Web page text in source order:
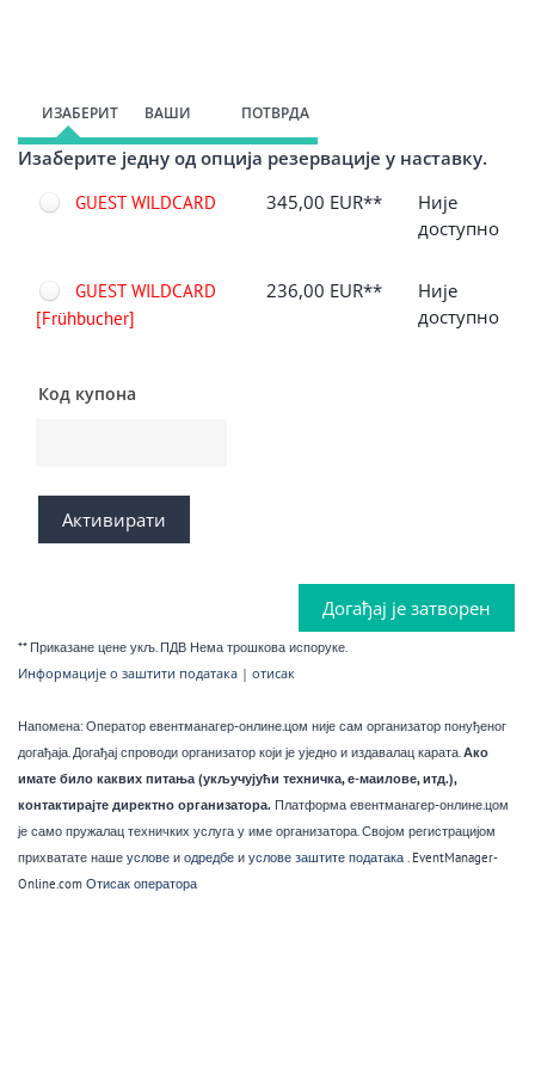
ИЗАБЕРИТЕ
ОПЦИЈУ
ВАШИ
ПОДАЦИ
ПОТВРДА
Изаберите једну од опција резервације у наставку.
GUEST WILDCARD 345,00 EUR**
Није
доступно
GUEST WILDCARD
[Frühbucher]
236,00 EUR**
Није
доступно
Код купона
Активирати
Догађај је затворен
** Приказане цене укљ. ПДВ Нема трошкова испоруке.
Информације о заштити података | отисак
Напомена: Оператор евентманагер-онлине.цом није сам организатор понуђеног
догађаја. Догађај спроводи организатор који је уједно и издавалац карата.Ако
имате било каквих питања (укључујући техничка, е-маилове, итд.),
контактирајте директно организатора. Платформа евентманагер-онлине.цом
је само пружалац техничких услуга у име организатора. Својом регистрацијом
прихватате наше услове и одредбе и услове заштите података . EventManager-
Online.com Отисак оператора